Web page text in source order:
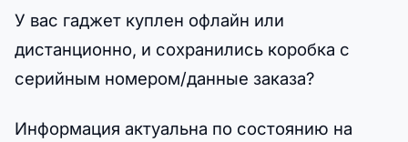
У вас гаджет куплен офлайн или
дистанционно, и сохранились коробка с
серийным номером/данные заказа?
Информация актуальна по состоянию на